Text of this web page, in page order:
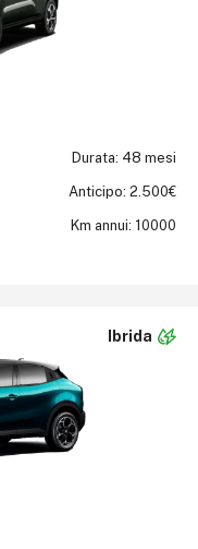
Durata: 48 mesi
Anticipo: 2.500€
Km annui: 10000
Ibrida